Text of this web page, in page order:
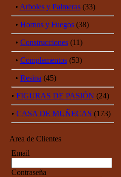
• Arboles y Palmeras(33)
• Hornos y Fuegos(38)
• Construcciones(11)
• Complementos(53)
• Resina (45)
• FIGURAS DE PASIÓN (24)
• CASA DE MUÑECAS (173)
Area de Clientes
Email
Contraseña